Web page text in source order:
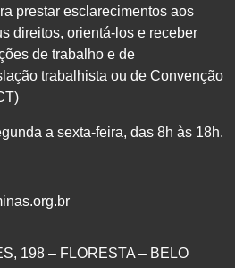
prestar esclarecimentos aos
direitos, orientá-los e receber
de trabalho e de
trabalhista ou de Convenção
a sexta-feira, das 8h às 18h.
198 – FLORESTA – BELO